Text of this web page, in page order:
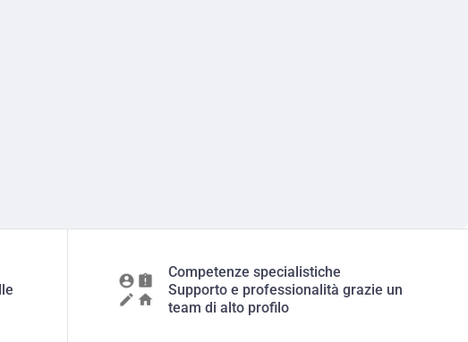
Competenze specialistiche
Supporto e professionalità grazie un
team di alto profilo